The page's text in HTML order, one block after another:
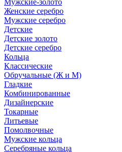
Мужские-золото
Женские серебро
Мужские серебро
Детские
Детские золото
Детские серебро
Кольца
Классические
Обручальные (Ж и М)
Гладкие
Комбинированные
Дизайнерские
Токарные
Литьевые
Помолвочные
Мужские кольца
Серебряные кольца